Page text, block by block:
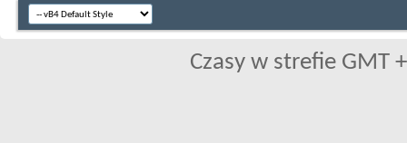
Czasy w strefie GMT